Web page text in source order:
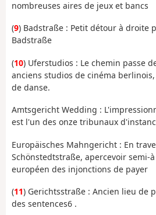
nombreuses aires de jeux et bancs
(9) Badstraße : Petit détour à droite
Badstraße
(10) Uferstudios : Le chemin passe
anciens studios de cinéma
de danse.
Amtsgericht Wedding :
est l'un des onze tribunaux
Europäisches Mahngericht : En
Schönstedtstraße, apercevoir semi-
européen des injonctions de payer
(11) Gerichtsstraße : Ancien lieu de
des sentences6 .